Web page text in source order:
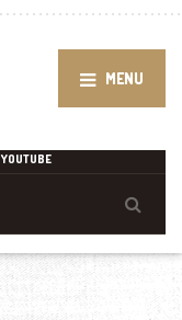
MENU
YOUTUBE